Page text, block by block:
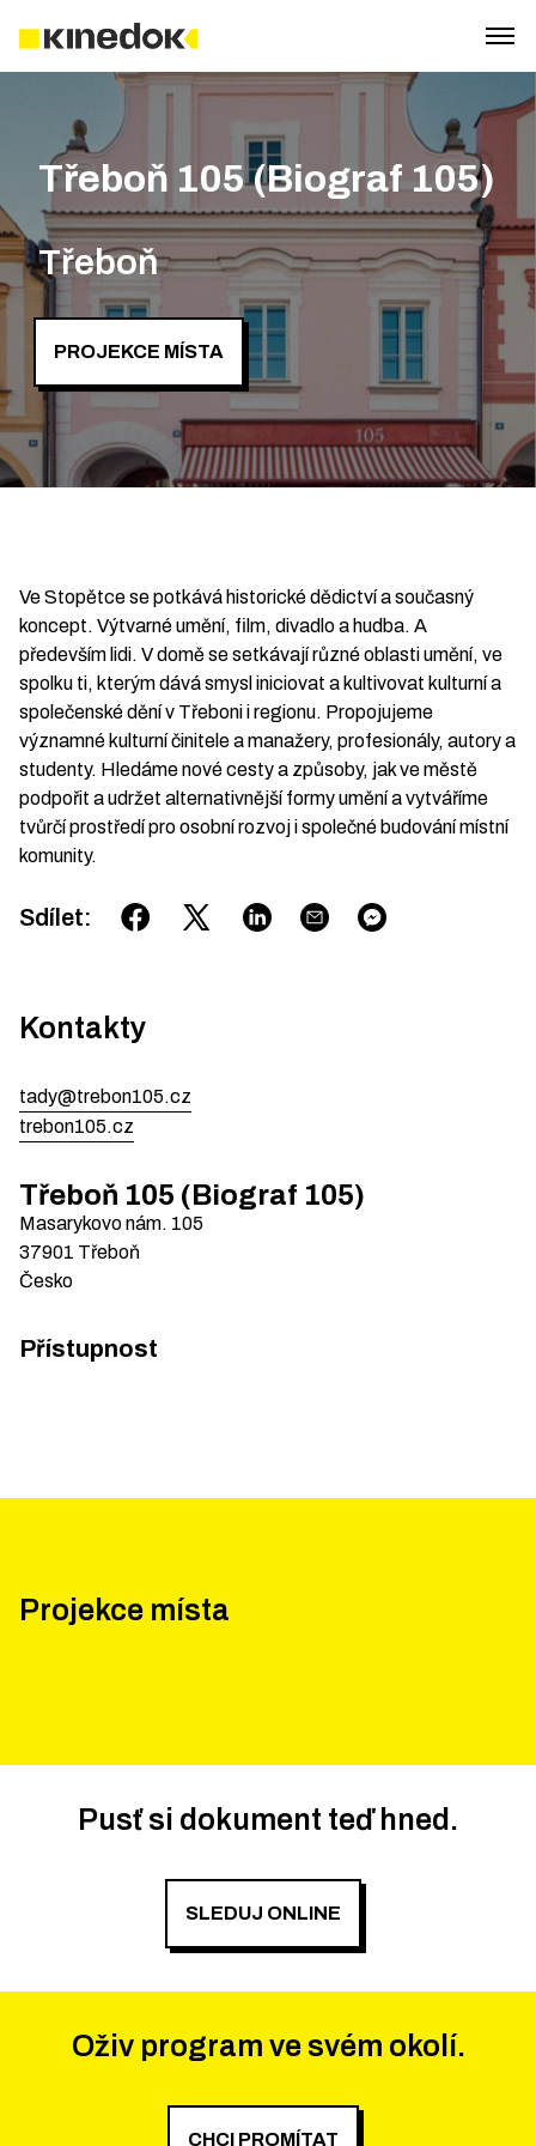
Třeboň 105 (Biograf 105)
Třeboň
PROJEKCE MÍSTA
Ve Stopětce se potkává historické dědictví a současný
koncept. Výtvarné umění, film, divadlo a hudba. A
především lidi. V domě se setkávají různé oblasti umění, ve
spolku ti, kterým dává smysl iniciovat a kultivovat kulturní a
společenské dění v Třeboni i regionu. Propojujeme
významné kulturní činitele a manažery, profesionály, autory a
studenty. Hledáme nové cesty a způsoby, jak ve městě
podpořit a udržet alternativnější formy umění a vytváříme
tvůrčí prostředí pro osobní rozvoj i společné budování místní
komunity.
Sdílet:
Kontakty
tady@trebon105.cz
trebon105.cz
Třeboň 105 (Biograf 105)
Masarykovo nám. 105
37901 Třeboň
Česko
Přístupnost
Projekce místa
Pusť si dokument teď hned.
SLEDUJ ONLINE
Oživ program ve svém okolí.
CHCI PROMÍTAT